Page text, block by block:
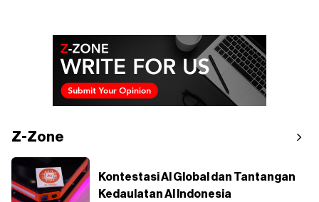
Z-Zone
Kontestasi AI Global dan Tantangan
Kedaulatan AI Indonesia